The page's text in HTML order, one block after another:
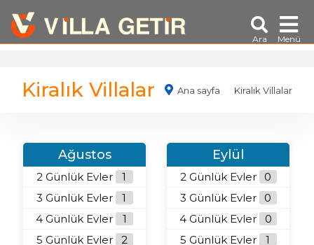
Ara Menü
Kiralık Villalar Ana sayfa Kiralık Villalar
Ağustos
2 Günlük Evler
1
3 Günlük Evler
1
4 Günlük Evler
1
5 Günlük Evler
2
Eylül
2 Günlük Evler 0
3 Günlük Evler 0
4 Günlük Evler
0
5 Günlük Evler
1